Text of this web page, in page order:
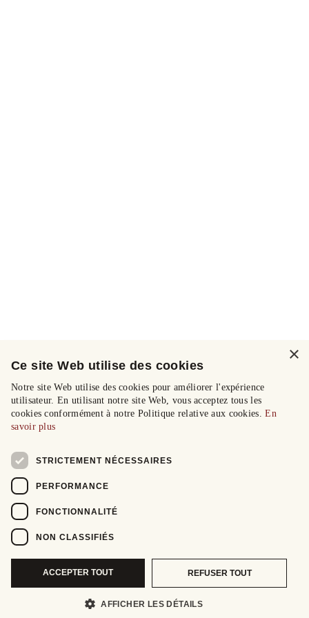
×
Ce site Web utilise des cookies
Notre site Web utilise des cookies pour améliorer l'expérience
utilisateur. En utilisant notre site Web, vous acceptez tous les
cookies conformément à notre Politique relative aux cookies.En
savoir plus
STRICTEMENT NÉCESSAIRES
PERFORMANCE
FONCTIONNALITÉ
NON CLASSIFIÉS
ACCEPTER TOUT REFUSER TOUT
AFFICHER LES DÉTAILS